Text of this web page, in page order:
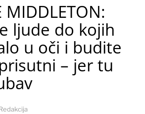
MIDDLETON:
ljude do kojih
u oči i budite
– jer tu